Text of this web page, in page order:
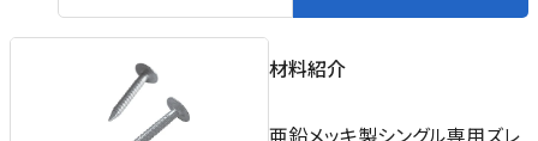
材料紹介
亜鉛メッキ製シングル専用ズレ